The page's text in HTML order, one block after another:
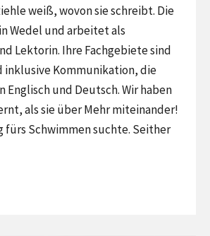
weiß, wovon sie schreibt. Die
Wedel und arbeitet als
Lektorin. Ihre Fachgebiete sind
inklusive Kommunikation, die
Englisch und Deutsch. Wir haben
als sie über Mehr miteinander!
fürs Schwimmen suchte. Seither